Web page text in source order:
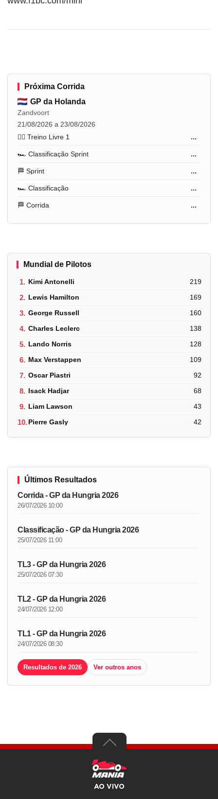
Próxima Corrida
GP da Holanda
Zandvoort
21/08/2026 a 23/08/2026
🏋️‍♂️ Treino Livre 1
...
🏎️ Classificação Sprint ...
🏁 Sprint ...
🏎️ Classificação ...
🏁 Corrida ...
Mundial de Pilotos
1. Kimi Antonelli 219
2. Lewis Hamilton 169
3. George Russell 160
4. Charles Leclerc 138
5. Lando Norris 128
6. Max Verstappen 109
7. Oscar Piastri 92
8. Isack Hadjar 68
9. Liam Lawson 43
10.Pierre Gasly 42
Últimos Resultados
Corrida - GP da Hungria 2026
26/07/2026 10:00
Classificação - GP da Hungria 2026
25/07/2026 11:00
TL3 - GP da Hungria 2026
25/07/2026 07:30
TL2 - GP da Hungria 2026
24/07/2026 12:00
TL1 - GP da Hungria 2026
24/07/2026 08:30
Resultados de 2026 Ver outros anos
AO VIVO